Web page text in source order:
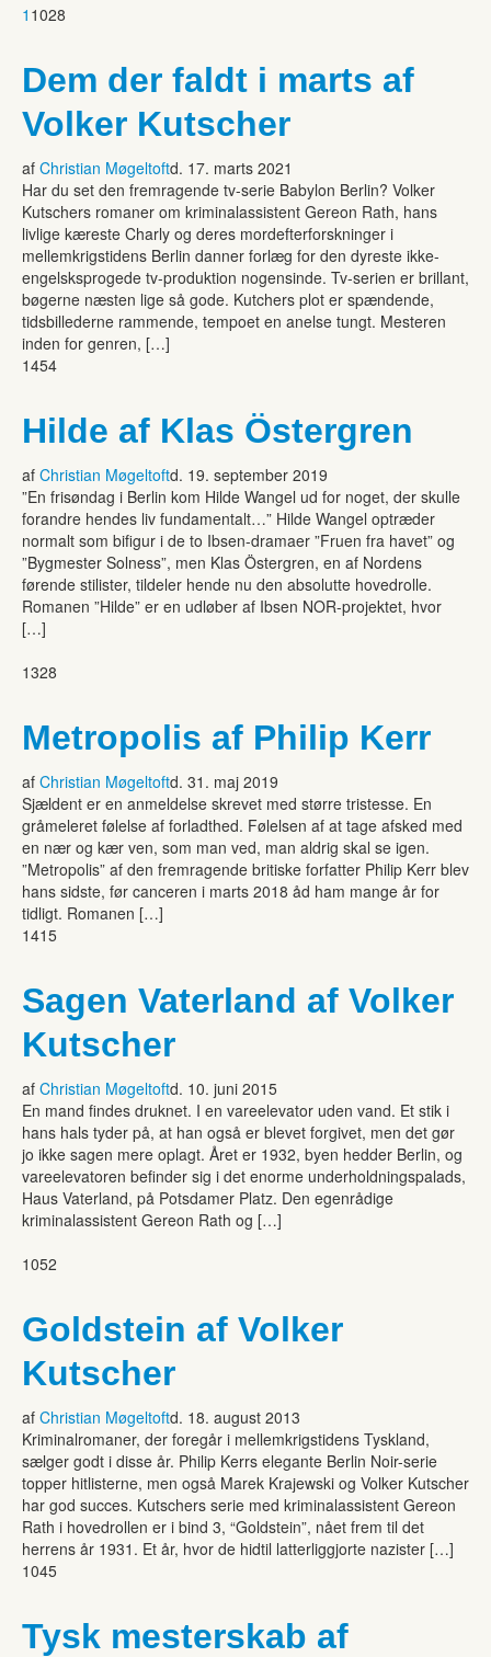
1 1028
Dem der faldt i marts af
Volker Kutscher
af Christian Møgeltoftd. 17. marts 2021
Har du set den fremragende tv-serie Babylon Berlin? Volker
Kutschers romaner om kriminalassistent Gereon Rath, hans
livlige kæreste Charly og deres mordefterforskninger i
mellemkrigstidens Berlin danner forlæg for den dyreste ikke-
engelsksprogede tv-produktion nogensinde. Tv-serien er brillant,
bøgerne næsten lige så gode. Kutchers plot er spændende,
tidsbillederne rammende, tempoet en anelse tungt. Mesteren
inden for genren, […]
1454
Hilde af Klas Östergren
af Christian Møgeltoftd. 19. september 2019
”En frisøndag i Berlin kom Hilde Wangel ud for noget, der skulle
forandre hendes liv fundamentalt…” Hilde Wangel optræder
normalt som bifigur i de to Ibsen-dramaer ”Fruen fra havet” og
”Bygmester Solness”, men Klas Östergren, en af Nordens
førende stilister, tildeler hende nu den absolutte hovedrolle.
Romanen ”Hilde” er en udløber af Ibsen NOR-projektet, hvor
[…]
1328
Metropolis af Philip Kerr
af Christian Møgeltoftd. 31. maj 2019
Sjældent er en anmeldelse skrevet med større tristesse. En
gråmeleret følelse af forladthed. Følelsen af at tage afsked med
en nær og kær ven, som man ved, man aldrig skal se igen.
”Metropolis” af den fremragende britiske forfatter Philip Kerr blev
hans sidste, før canceren i marts 2018 åd ham mange år for
tidligt. Romanen […]
1415
Sagen Vaterland af Volker
Kutscher
af Christian Møgeltoftd. 10. juni 2015
En mand findes druknet. I en vareelevator uden vand. Et stik i
hans hals tyder på, at han også er blevet forgivet, men det gør
jo ikke sagen mere oplagt. Året er 1932, byen hedder Berlin, og
vareelevatoren befinder sig i det enorme underholdningspalads,
Haus Vaterland, på Potsdamer Platz. Den egenrådige
kriminalassistent Gereon Rath og […]
1052
Goldstein af Volker
Kutscher
af Christian Møgeltoftd. 18. august 2013
Kriminalromaner, der foregår i mellemkrigstidens Tyskland,
sælger godt i disse år. Philip Kerrs elegante Berlin Noir-serie
topper hitlisterne, men også Marek Krajewski og Volker Kutscher
har god succes. Kutschers serie med kriminalassistent Gereon
Rath i hovedrollen er i bind 3, “Goldstein”, nået frem til det
herrens år 1931. Et år, hvor de hidtil latterliggjorte nazister […]
1045
Tysk mesterskab af